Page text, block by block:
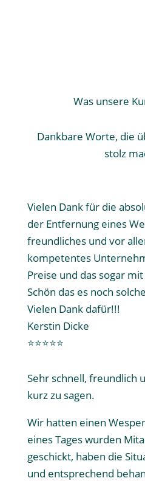
Was unsere
Dankbare Worte, die
stolz
Vielen Dank für die
der Entfernung eines
freundliches und vor
kompetentes
Preise und das sogar
Schön das es noch
Vielen Dank dafür!!!
Kerstin Dicke
⭐⭐⭐⭐⭐
Sehr schnell, freundlich
kurz zu sagen.
Wir hatten einen
eines Tages wurden
geschickt, haben die
und entsprechend